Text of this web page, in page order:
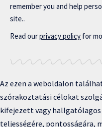
remember you and help
site..
Read ourprivacy policy for
Az ezen a weboldalon
szórakoztatási célokat
kifejezett vagy
teljességére, pontosságára,